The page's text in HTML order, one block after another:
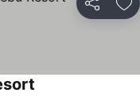
Zdieľať